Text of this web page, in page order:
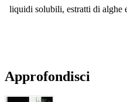
liquidi solubili, estratti di alghe
Approfondisci